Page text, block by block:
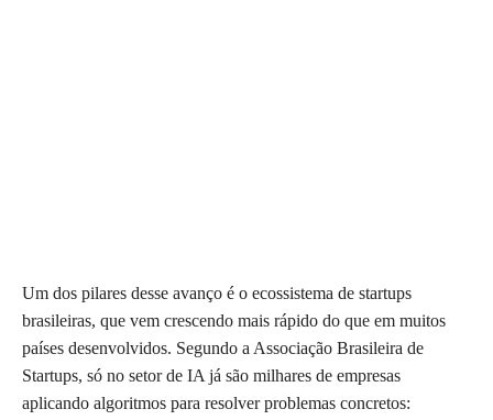
Um dos pilares desse avanço é o ecossistema de startups
brasileiras, que vem crescendo mais rápido do que em muitos
países desenvolvidos. Segundo a Associação Brasileira de
Startups, só no setor de IA já são milhares de empresas
aplicando algoritmos para resolver problemas concretos: